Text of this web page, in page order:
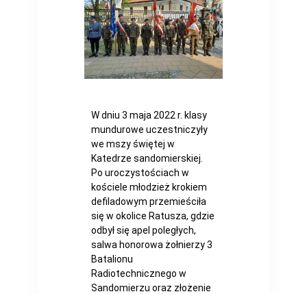
W dniu 3 maja 2022 r. klasy
mundurowe uczestniczyły
we mszy świętej w
Katedrze sandomierskiej.
Po uroczystościach w
kościele młodzież krokiem
defiladowym przemieściła
się w okolice Ratusza, gdzie
odbył się apel poległych,
salwa honorowa żołnierzy 3
Batalionu
Radiotechnicznego w
Sandomierzu oraz złożenie